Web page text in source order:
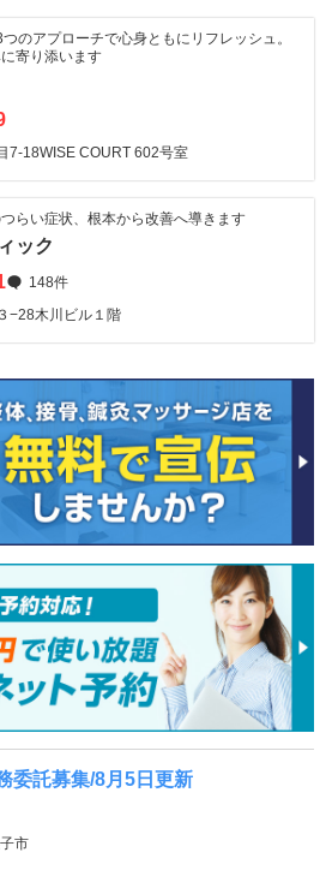
のアプローチで心身ともにリフレッシュ。
寄り添います
7-18WISE COURT 602号室
らい症状、根本から改善へ導きます
ック
148件
−28木川ビル１階
委託募集/8月5日更新
市